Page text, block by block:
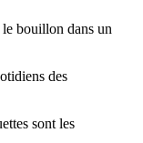
le bouillon dans un
des
sont les